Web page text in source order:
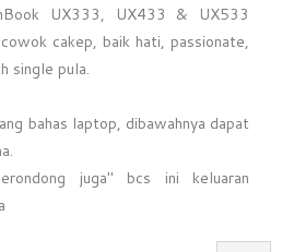
UX333, UX433 & UX533
cakep, baik hati, passionate,
single pula.
bahas laptop, dibawahnya dapat
juga" bcs ini keluaran